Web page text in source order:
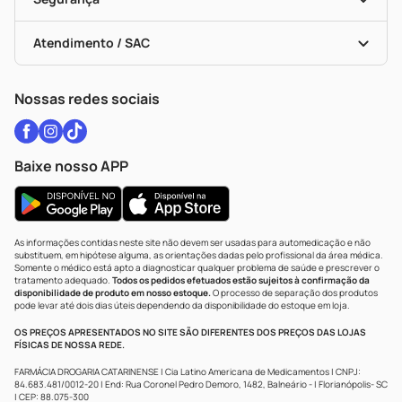
Troca E Devolução
Bulas De A A Z
Políticas De Marketplace
Testes Rápidos
Autoteste Covid-19
Vacinas
Portal Da Privacidade
Atendimento / SAC
Nossas redes sociais
Baixe nosso APP
As informações contidas neste site não devem ser usadas para automedicação e não
substituem, em hipótese alguma, as orientações dadas pelo profissional da área médica.
Somente o médico está apto a diagnosticar qualquer problema de saúde e prescrever o
tratamento adequado. Todos os pedidos efetuados estão sujeitos à confirmação da
disponibilidade de produto em nosso estoque.O processo de separação dos produtos
pode levar até dois dias úteis dependendo da disponibilidade do estoque em loja.
OS PREÇOS APRESENTADOS NO SITE SÃO DIFERENTES DOS PREÇOS DAS LOJAS
FÍSICAS DE NOSSA REDE.
FARMÁCIA DROGARIA CATARINENSE | Cia Latino Americana de Medicamentos | CNPJ:
84.683.481/0012-20 | End: Rua Coronel Pedro Demoro, 1482, Balneário - | Florianópolis- SC
| CEP: 88.075-300